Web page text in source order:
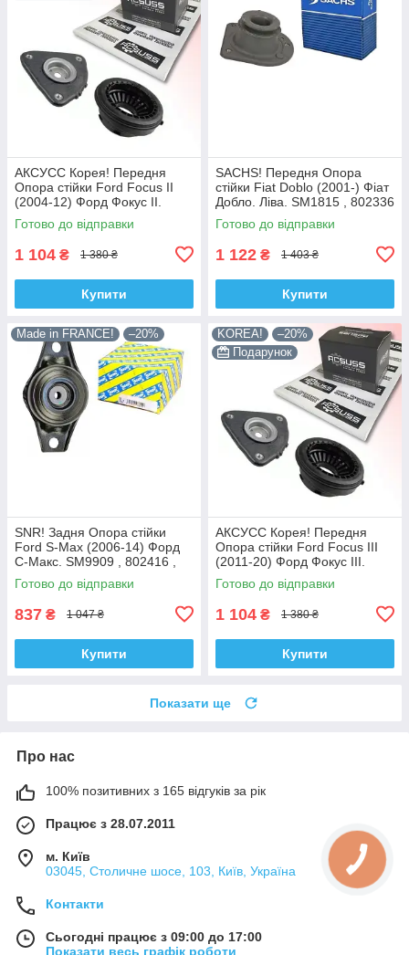
АКСУСС Корея! Передня
Опора стійки Ford Focus II
(2004-12) Форд Фокус II.
SM5589 , 802460 , KB652.13 ,
VKDA35426
Готово до відправки
1 104 ₴ 1 380 ₴
Купити
SACHS! Передня Опора
стійки Fiat Doblo (2001-) Фіат
Добло. Ліва. SM1815 , 802336
, KB658.15 , VKDC35232
Готово до відправки
1 122 ₴ 1 403 ₴
Купити
Made in FRANCE! –20%
SNR! Задня Опора стійки
Ford S-Max (2006-14) Форд
С-Макс. SM9909 , 802416 ,
KB952.10 , VKDA40436
Готово до відправки
837 ₴ 1 047 ₴
Купити
KOREA!
–20%
Подарунок
АКСУСС Корея! Передня
Опора стійки Ford Focus III
(2011-20) Форд Фокус III.
SM5589 , 802460 , KB652.13 ,
VKDA35426
Готово до відправки
1 104 ₴ 1 380 ₴
Купити
Показати ще
Про нас
100% позитивних з 165 відгуків за рік
Працює з 28.07.2011
м. Київ
03045, Столичне шосе, 103, Київ, Україна
Контакти
Сьогодні працює з 09:00 до 17:00
Показати весь графік роботи